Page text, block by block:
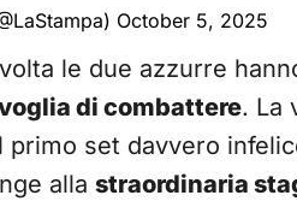
October 5, 2025
le due azzurre
di combattere. La
primo set davvero
alla straordinaria